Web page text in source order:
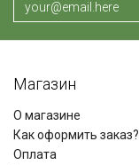
Магазин
О магазине
Как оформить заказ?
Оплата